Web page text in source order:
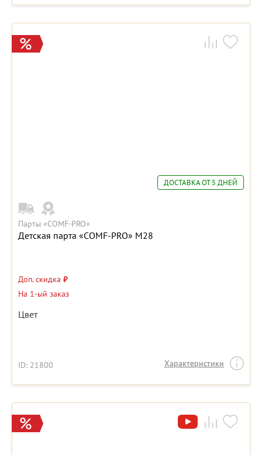
ДОСТАВКА ОТ 5 ДНЕЙ
Парты «COMF-PRO»
Детская парта «COMF-PRO» М28
Доп. скидка ₽
На 1-ый заказ
Цвет
ID: 21800 Характеристики